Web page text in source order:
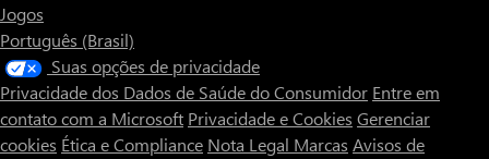
Jogos
Português (Brasil)
Suas opções de privacidade
Privacidade dos Dados de Saúde do Consumidor Entre em
contato com a Microsoft Privacidade e Cookies Gerenciar
cookies Ética e Compliance Nota Legal Marcas Avisos de